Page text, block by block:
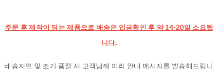
주문 후 제작이 되는 제품으로 배송은 입금확인 후 약 14-20일 소요됩
니다.
배송지연 및 조기 품절 시 고객님께 미리 안내 메시지를 발송해드립니